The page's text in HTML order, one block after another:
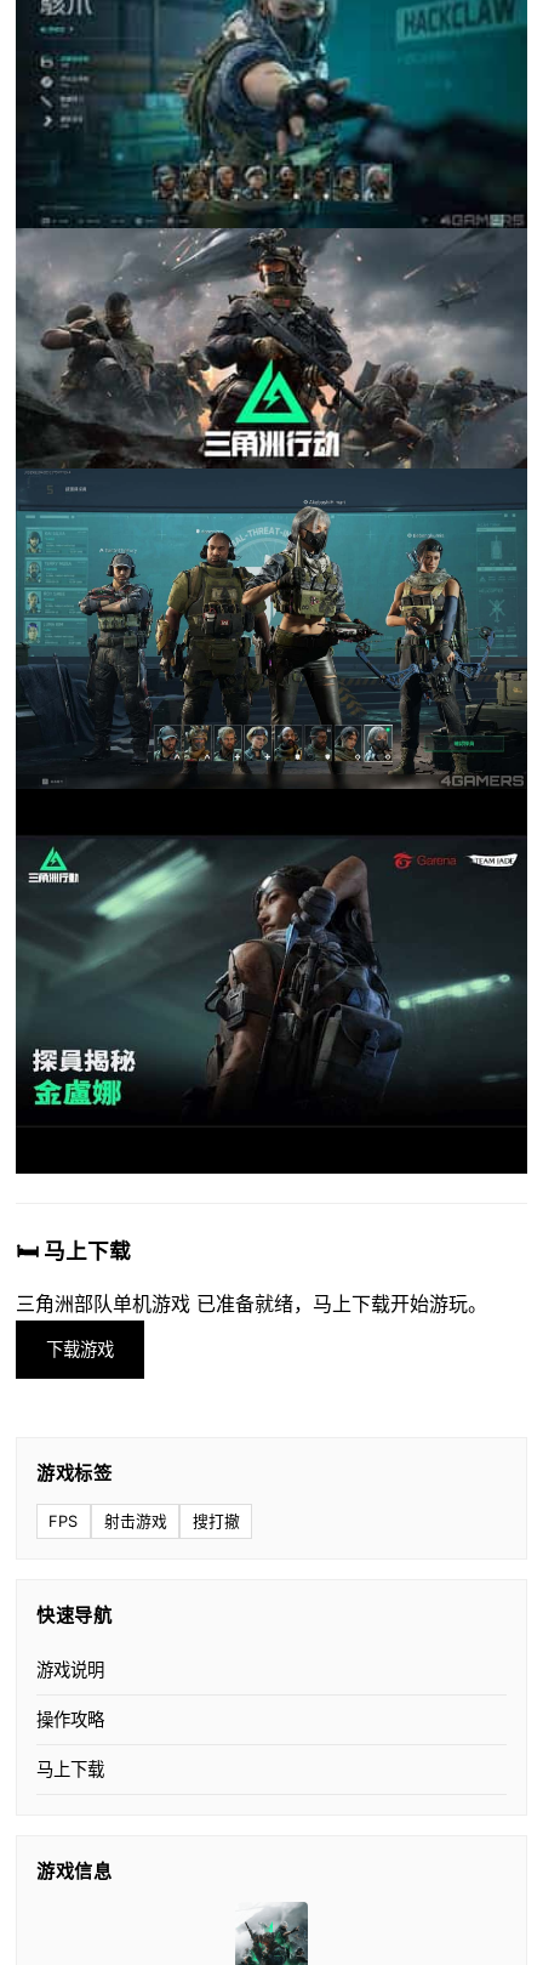
🛏️ 马上下载
三角洲部队单机游戏 已准备就绪，马上下载开始游玩。
下载游戏
游戏标签
FPS 射击游戏 搜打撤
快速导航
游戏说明
操作攻略
马上下载
游戏信息